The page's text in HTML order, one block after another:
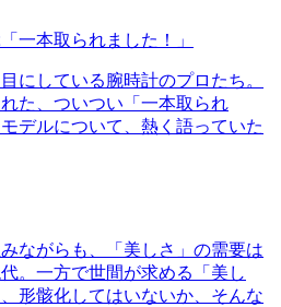
一本取られました！」
にしている腕時計のプロたち。
た、ついつい「一本取られ
デルについて、熱く語っていた
ながらも、「美しさ」の需要は
。一方で世間が求める「美し
形骸化してはいないか、そんな